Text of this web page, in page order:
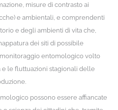
misure di contrasto ai
e ambientali, e comprendenti
e degli ambienti di vita che,
dei siti di possibile
entomologico volto
e le fluttuazioni stagionali delle
possono essere affiancate